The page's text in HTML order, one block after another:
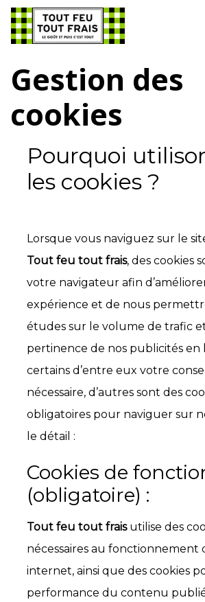
Gestion des
cookies
Pourquoi
les cookies ?
Lorsque vous naviguez sur le
Tout feu tout frais, des cookies
votre navigateur afin
expérience et de nous
études sur le volume de trafic
pertinence de nos publicités en
certains d’entre eux votre
nécessaire, d’autres sont des
obligatoires pour naviguer sur
le détail :
Cookies de
(obligatoire) :
Tout feu tout fraisutilise des
nécessaires au fonctionnement
internet, ainsi que des cookies
performance du contenu